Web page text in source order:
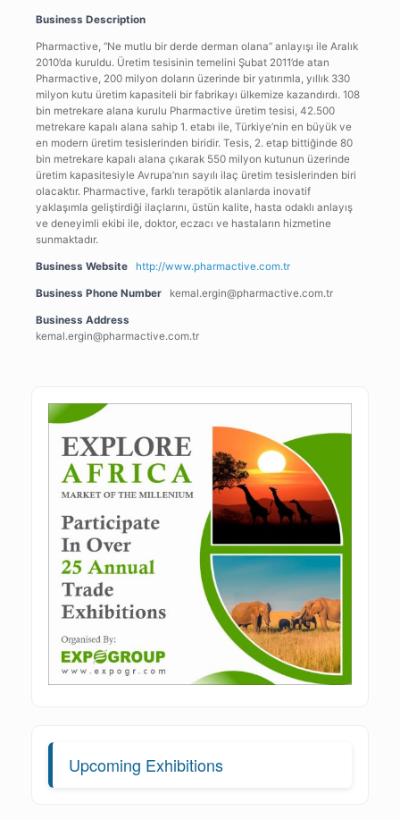
Business Description
Pharmactive, “Ne mutlu bir derde derman olana” anlayışı ile Aralık
2010’da kuruldu. Üretim tesisinin temelini Şubat 2011’de atan
Pharmactive, 200 milyon doların üzerinde bir yatırımla, yıllık 330
milyon kutu üretim kapasiteli bir fabrikayı ülkemize kazandırdı. 108
bin metrekare alana kurulu Pharmactive üretim tesisi, 42.500
metrekare kapalı alana sahip 1. etabı ile, Türkiye’nin en büyük ve
en modern üretim tesislerinden biridir. Tesis, 2. etap bittiğinde 80
bin metrekare kapalı alana çıkarak 550 milyon kutunun üzerinde
üretim kapasitesiyle Avrupa’nın sayılı ilaç üretim tesislerinden biri
olacaktır. Pharmactive, farklı terapötik alanlarda inovatif
yaklaşımla geliştirdiği ilaçlarını, üstün kalite, hasta odaklı anlayış
ve deneyimli ekibi ile, doktor, eczacı ve hastaların hizmetine
sunmaktadır.
Business Website http://www.pharmactive.com.tr
Business Phone Number kemal.ergin@pharmactive.com.tr
Business Address
kemal.ergin@pharmactive.com.tr
Upcoming Exhibitions